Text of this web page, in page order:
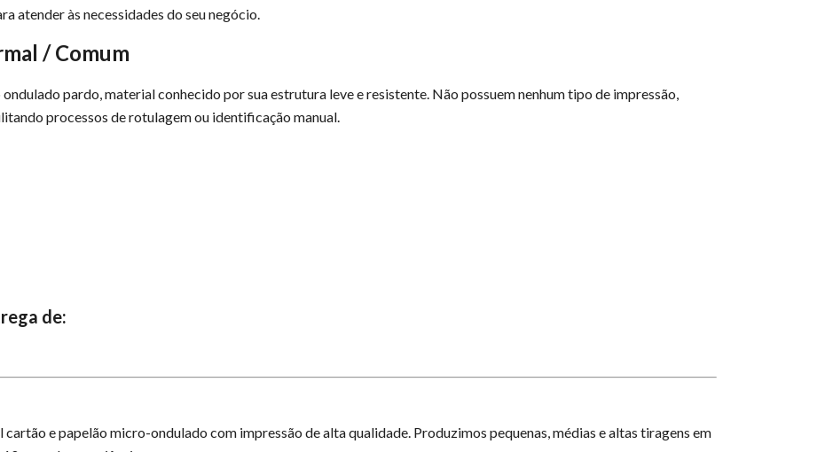
atender às necessidades do seu negócio.
/ Comum
pardo, material conhecido por sua estrutura leve e resistente. Não possuem nenhum tipo de impressão,
processos de rotulagem ou identificação manual.
de:
e papelão micro-ondulado com impressão de alta qualidade. Produzimos pequenas, médias e altas tiragens em